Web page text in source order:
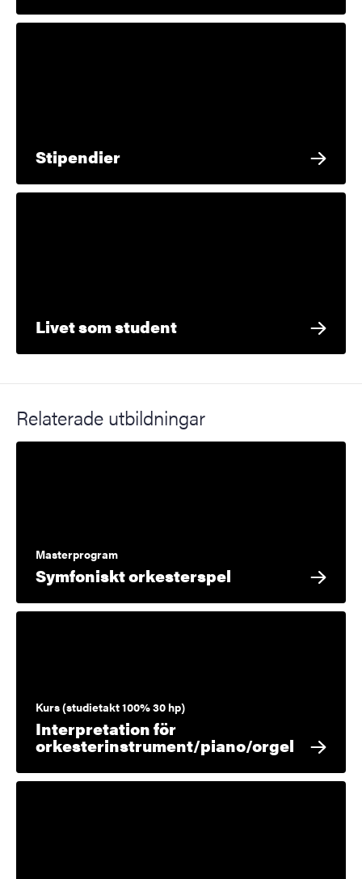
Stipendier
Livet som student
Relaterade utbildningar
Masterprogram
Symfoniskt orkesterspel
Kurs (studietakt 100% 30 hp)
Interpretation för
orkesterinstrument/piano/orgel